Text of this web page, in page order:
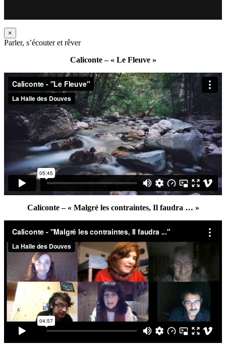
×
Parler, s’écouter et rêver
Caliconte – « Le Fleuve »
Caliconte – « Malgré les contraintes, Il faudra … »